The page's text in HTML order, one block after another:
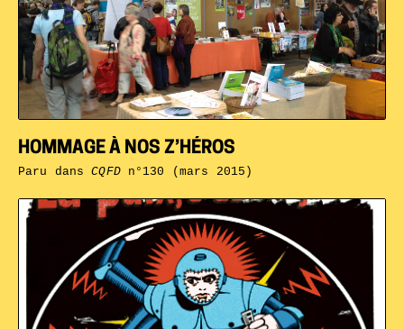
HOMMAGE À NOS Z’HÉROS
Paru dansCQFDn°130 (mars 2015)